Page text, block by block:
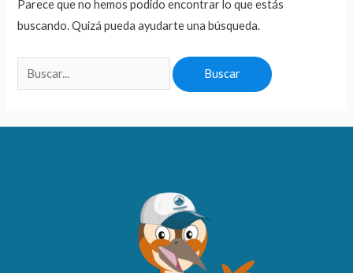
Parece que no hemos podido encontrar lo que estás
buscando. Quizá pueda ayudarte una búsqueda.